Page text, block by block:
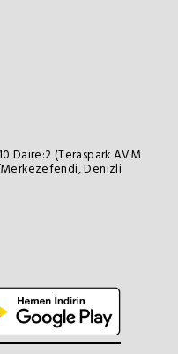
Daire:2 (Teraspark AVM
Merkezefendi, Denizli